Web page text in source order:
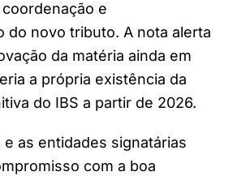
e
do novo tributo. A nota alerta
da matéria ainda em
a própria existência da
do IBS a partir de 2026.
e as entidades signatárias
com a boa